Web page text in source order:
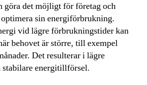
göra det möjligt för företag och
sin energiförbrukning.
vid lägre förbrukningstider kan
behovet är större, till exempel
Det resulterar i lägre
stabilare energitillförsel.